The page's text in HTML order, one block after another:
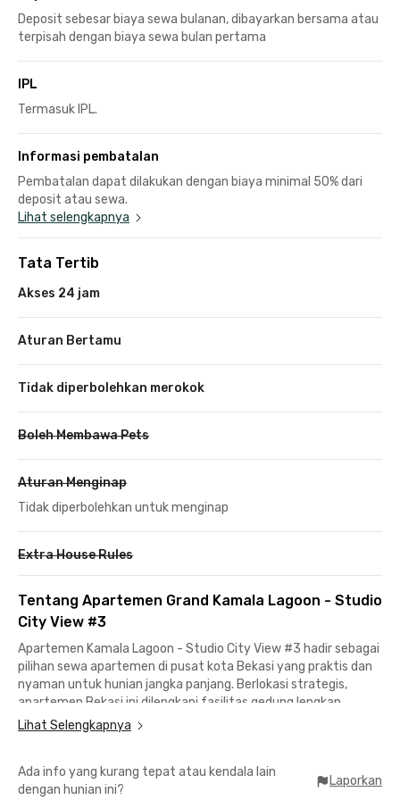
Deposit sebesar biaya sewa bulanan, dibayarkan bersama atau
terpisah dengan biaya sewa bulan pertama
IPL
Termasuk IPL.
Informasi pembatalan
Pembatalan dapat dilakukan dengan biaya minimal 50% dari
deposit atau sewa.
Lihat selengkapnya
Tata Tertib
Akses 24 jam
Aturan Bertamu
Tidak diperbolehkan merokok
Boleh Membawa Pets
Aturan Menginap
Tidak diperbolehkan untuk menginap
Extra House Rules
Tentang Apartemen Grand Kamala Lagoon - Studio
City View #3
Apartemen Kamala Lagoon - Studio City View #3 hadir sebagai
pilihan sewa apartemen di pusat kota Bekasi yang praktis dan
nyaman untuk hunian jangka panjang. Berlokasi strategis,
apartemen Bekasi ini dilengkapi fasilitas gedung lengkap
seperti lobby, lift, area parkir, serta WiFi untuk menunjang
kebutuhan harian. Penghuni juga dapat menikmati berbagai
coffee shop, minimarket, hingga laundry koin.
Lihat Selengkapnya
Ada info yang kurang tepat atau kendala lain
dengan hunian ini?
Laporkan